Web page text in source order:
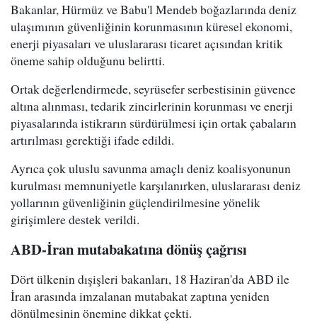
Bakanlar, Hürmüz ve Babu'l Mendeb boğazlarında deniz
ulaşımının güvenliğinin korunmasının küresel ekonomi,
enerji piyasaları ve uluslararası ticaret açısından kritik
öneme sahip olduğunu belirtti.
Ortak değerlendirmede, seyrüsefer serbestisinin güvence
altına alınması, tedarik zincirlerinin korunması ve enerji
piyasalarında istikrarın sürdürülmesi için ortak çabaların
artırılması gerektiği ifade edildi.
Ayrıca çok uluslu savunma amaçlı deniz koalisyonunun
kurulması memnuniyetle karşılanırken, uluslararası deniz
yollarının güvenliğinin güçlendirilmesine yönelik
girişimlere destek verildi.
ABD-İran mutabakatına dönüş çağrısı
Dört ülkenin dışişleri bakanları, 18 Haziran'da ABD ile
İran arasında imzalanan mutabakat zaptına yeniden
dönülmesinin önemine dikkat çekti.